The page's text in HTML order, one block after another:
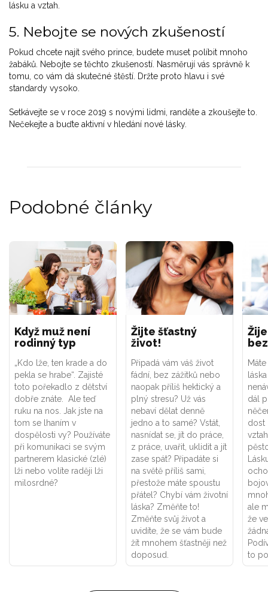
lásku a vztah.
5. Nebojte se nových zkušeností
Pokud chcete najít svého prince, budete muset políbit mnoho
žabáků. Nebojte se těchto zkušeností. Nasměrují vás správně k
tomu, co vám dá skutečné štěstí. Držte proto hlavu i své
standardy vysoko.
Setkávejte se v roce 2019 s novými lidmi, randěte a zkoušejte to.
Nečekejte a buďte aktivní v hledání nové lásky.
Podobné články
Když muž není
rodinný typ
„Kdo lže, ten krade a do
pekla se hrabe“. Zajisté
toto pořekadlo z dětství
dobře znáte. Ale teď
ruku na nos. Jak jste na
tom se lhaním v
dospělosti vy? Používáte
při komunikaci se svým
partnerem klasické (zlé)
lži nebo volíte raději lži
milosrdné?
Žijte šťastný
život!
Připadá vám váš život
fádní, bez zážitků nebo
naopak příliš hektický a
plný stresu? Už vás
nebaví dělat denně
jedno a to samé? Vstát,
nasnídat se, jít do práce,
z práce, uvařit, uklidit a jít
zase spát? Připadáte si
na světě příliš sami,
přestože máte spoustu
přátel? Chybí vám životní
láska? Změňte to!
Změňte svůj život a
uvidíte, že se vám bude
žít mnohem šťastněji než
doposud.
dál
dost
ale
že
to